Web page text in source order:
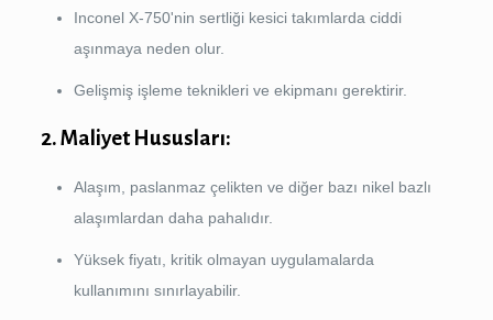
Inconel X-750'nin sertliği kesici takımlarda ciddi
aşınmaya neden olur.
Gelişmiş işleme teknikleri ve ekipmanı gerektirir.
2. Maliyet Hususları:
Alaşım, paslanmaz çelikten ve diğer bazı nikel bazlı
alaşımlardan daha pahalıdır.
Yüksek fiyatı, kritik olmayan uygulamalarda
kullanımını sınırlayabilir.